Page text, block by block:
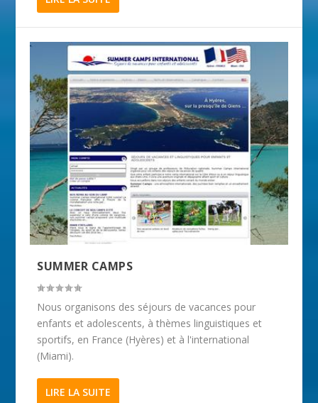
SUMMER CAMPS
Nous organisons des séjours de vacances pour
enfants et adolescents, à thèmes linguistiques et
sportifs, en France (Hyères) et à l'international
(Miami).
LIRE LA SUITE